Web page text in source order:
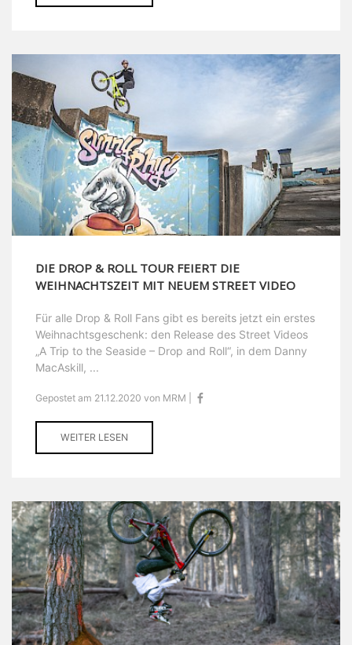
DIE DROP & ROLL TOUR FEIERT DIE
WEIHNACHTSZEIT MIT NEUEM STREET VIDEO
Für alle Drop & Roll Fans gibt es bereits jetzt ein erstes
Weihnachtsgeschenk: den Release des Street Videos
„A Trip to the Seaside – Drop and Roll“, in dem Danny
MacAskill, ...
Gepostet am 21.12.2020 von MRM |
WEITER LESEN